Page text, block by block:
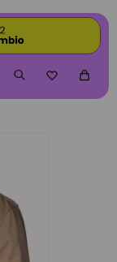
